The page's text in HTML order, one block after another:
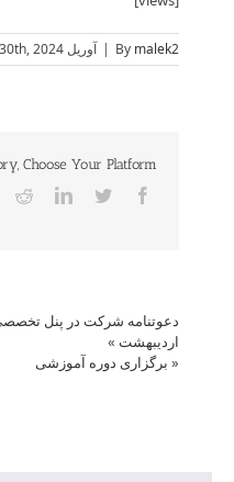
By malek2
| آوریل 30th, 2024
Choose Your Platform!
Facebook
Twitter
LinkedIn
اردیبهشت »
« برگزاری دوره آموزشی